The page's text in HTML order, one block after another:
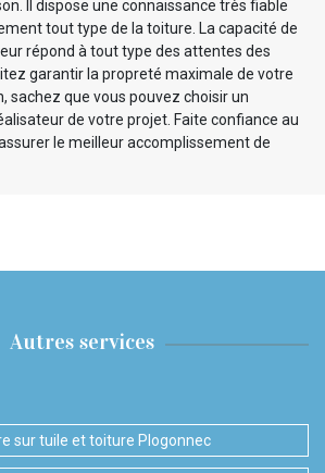
Il dispose une connaissance très fiable
tout type de la toiture. La capacité de
répond à tout type des attentes des
garantir la propreté maximale de votre
sachez que vous pouvez choisir un
de votre projet. Faite confiance au
le meilleur accomplissement de
Autres services
sur tuile et toiture Plogonnec